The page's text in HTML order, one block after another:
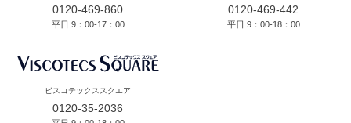
0120-469-860
平日 9：00-17：00
0120-469-442
平日 9：00-18：00
ビスコテックススクエア
0120-35-2036